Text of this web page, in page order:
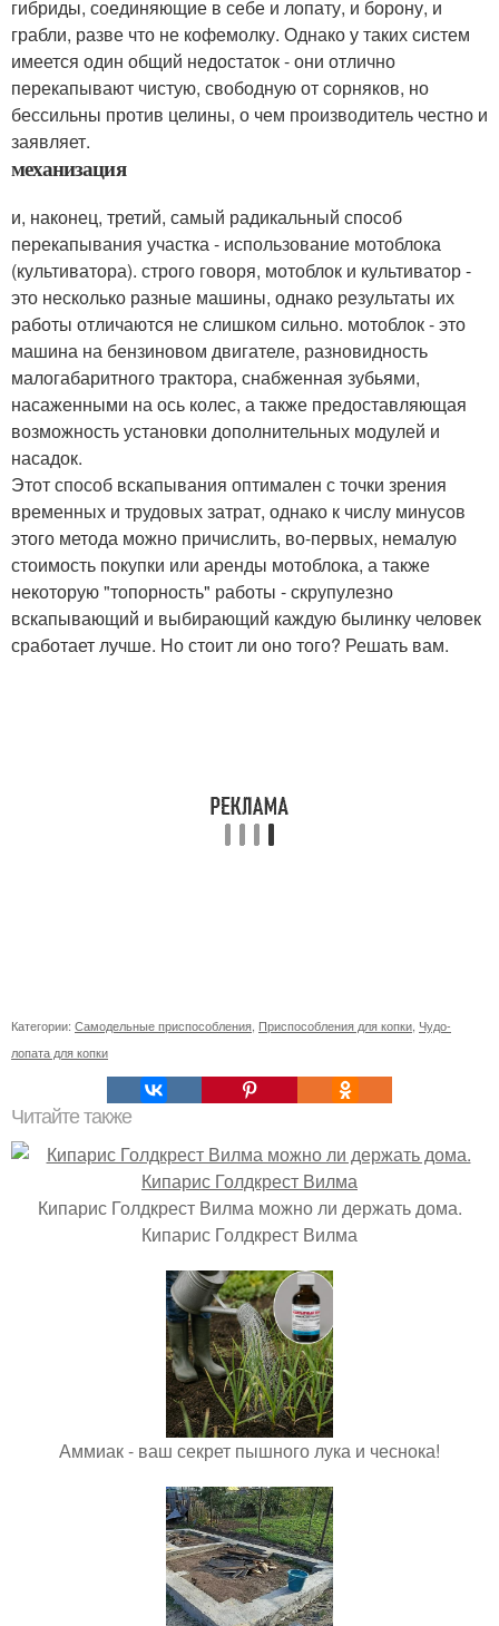
гибриды, соединяющие в себе и лопату, и борону, и
грабли, разве что не кофемолку. Однако у таких систем
имеется один общий недостаток - они отлично
перекапывают чистую, свободную от сорняков, но
бессильны против целины, о чем производитель честно и
заявляет.
механизация
и, наконец, третий, самый радикальный способ
перекапывания участка - использование мотоблока
(культиватора). строго говоря, мотоблок и культиватор -
это несколько разные машины, однако результаты их
работы отличаются не слишком сильно. мотоблок - это
машина на бензиновом двигателе, разновидность
малогабаритного трактора, снабженная зубьями,
насаженными на ось колес, а также предоставляющая
возможность установки дополнительных модулей и
насадок.
Этот способ вскапывания оптимален с точки зрения
временных и трудовых затрат, однако к числу минусов
этого метода можно причислить, во-первых, немалую
стоимость покупки или аренды мотоблока, а также
некоторую "топорность" работы - скрупулезно
вскапывающий и выбирающий каждую былинку человек
сработает лучше. Но стоит ли оно того? Решать вам.
Категории: Самодельные приспособления Приспособления для копки Чудо-
лопата для копки
Читайте также
Кипарис Голдкрест Вилма можно ли держать дома.
Кипарис Голдкрест Вилма
Аммиак - ваш секрет пышного лука и чеснока!